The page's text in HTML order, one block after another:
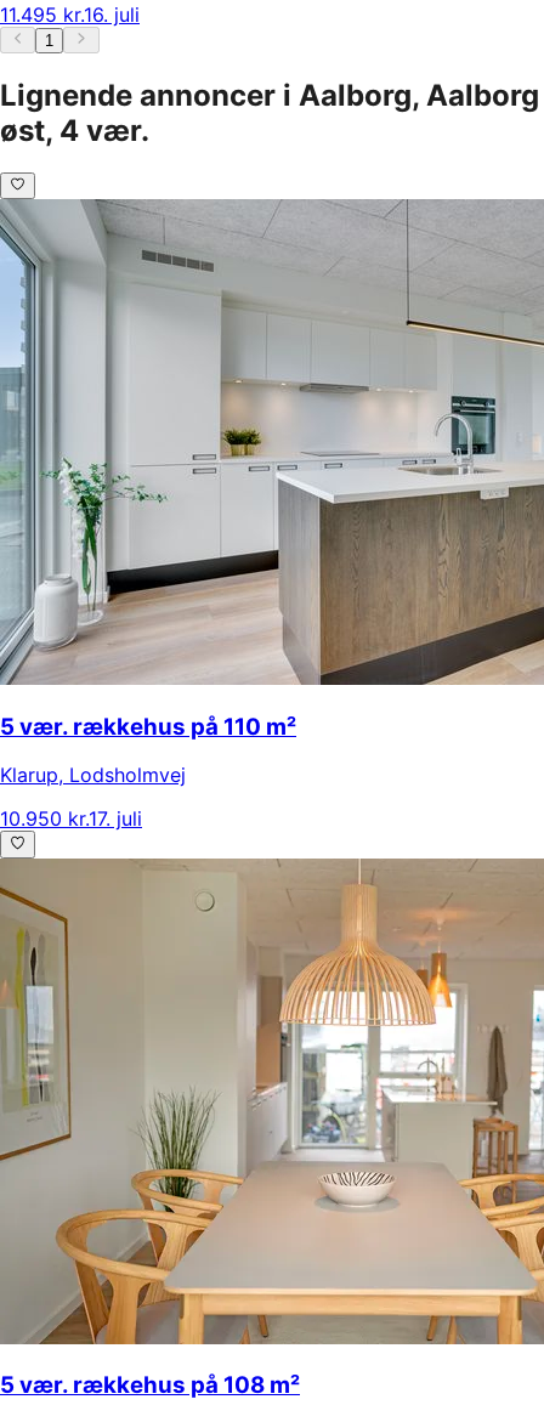
11.495 kr.16. juli
1
Lignende annoncer i Aalborg, Aalborg
øst, 4 vær.
5 vær. rækkehus på 110 m²
Klarup, Lodsholmvej
10.950 kr.17. juli
5 vær. rækkehus på 108 m²